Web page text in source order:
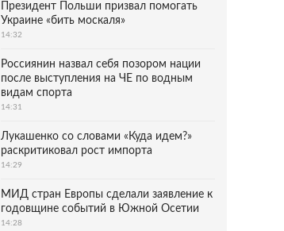
Президент Польши призвал помогать
Украине «бить москаля»
14:32
Россиянин назвал себя позором нации
после выступления на ЧЕ по водным
видам спорта
14:31
Лукашенко со словами «Куда идем?»
раскритиковал рост импорта
14:29
МИД стран Европы сделали заявление к
годовщине событий в Южной Осетии
14:28